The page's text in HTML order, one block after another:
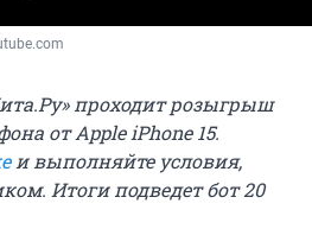
проходит розыгрыш
от Apple iPhone 15.
и выполняйте условия,
Итоги подведет бот 20